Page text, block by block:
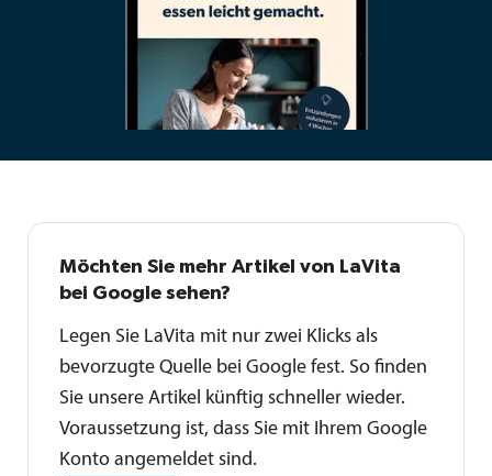
Möchten Sie mehr Artikel von LaVita
bei Google sehen?
Legen Sie LaVita mit nur zwei Klicks als
bevorzugte Quelle bei Google fest. So finden
Sie unsere Artikel künftig schneller wieder.
Voraussetzung ist, dass Sie mit Ihrem Google
Konto angemeldet sind.